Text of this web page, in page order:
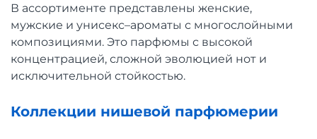
В ассортименте представлены женские,
мужские и унисекс–ароматы с многослойными
композициями. Это парфюмы с высокой
концентрацией, сложной эволюцией нот и
исключительной стойкостью.
Коллекции нишевой парфюмерии